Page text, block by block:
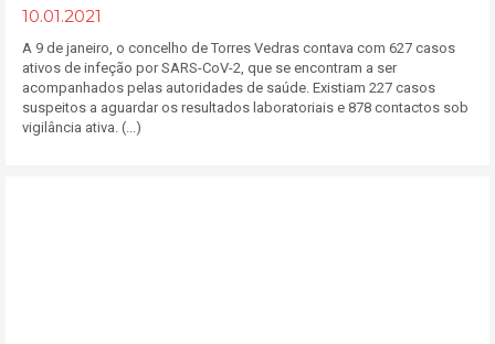
10.01.2021
A 9 de janeiro, o concelho de Torres Vedras contava com 627 casos
ativos de infeção por SARS-CoV-2, que se encontram a ser
acompanhados pelas autoridades de saúde. Existiam 227 casos
suspeitos a aguardar os resultados laboratoriais e 878 contactos sob
vigilância ativa. (...)